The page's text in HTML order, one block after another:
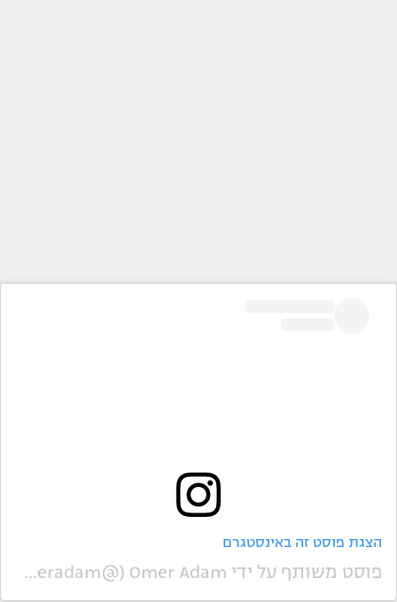
הצגת פוסט זה באינסטגרם
פוסט משותף על ידי ‏‎Omer Adam‎‏ (@‏‎omeradam‎‏)